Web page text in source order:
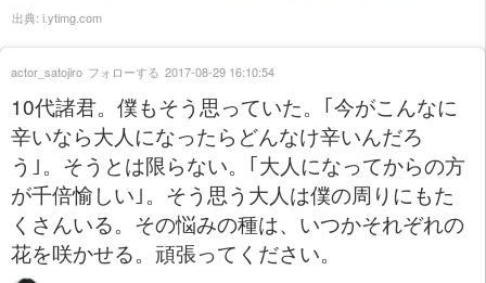
出典: i.ytimg.com
10代諸君。僕もそう思っていた。｢今がこんなに
辛いなら大人になったらどんなけ辛いんだろ
う｣。そうとは限らない。｢大人になってからの方
が千倍愉しい｣。そう思う大人は僕の周りにもた
くさんいる。その悩みの種は、いつかそれぞれの
花を咲かせる。頑張ってください。
actor_satojiro フォローする 2017-08-29 16:10:54